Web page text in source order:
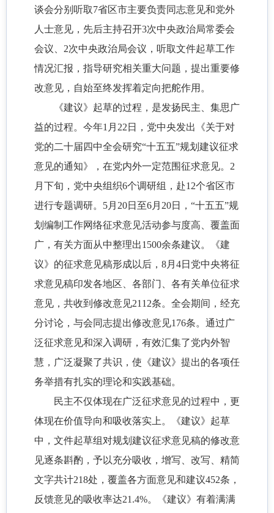
谈会分别听取7省区市主要负责同志意见和党外
人士意见，先后主持召开3次中央政治局常委会
会议、2次中央政治局会议，听取文件起草工作
情况汇报，指导研究相关重大问题，提出重要修
改意见，自始至终发挥着定向把舵作用。
《建议》起草的过程，是发扬民主、集思广
益的过程。今年1月22日，党中央发出《关于对
党的二十届四中全会研究“十五五”规划建议征求
意见的通知》，在党内外一定范围征求意见。2
月下旬，党中央组织6个调研组，赴12个省区市
进行专题调研。5月20日至6月20日，“十五五”规
划编制工作网络征求意见活动参与度高、覆盖面
广，有关方面从中整理出1500余条建议。《建
议》的征求意见稿形成以后，8月4日党中央将征
求意见稿印发各地区、各部门、各有关单位征求
意见，共收到修改意见2112条。全会期间，经充
分讨论，与会同志提出修改意见176条。通过广
泛征求意见和深入调研，有效汇集了党内外智
慧，广泛凝聚了共识，使《建议》提出的各项任
务举措有扎实的理论和实践基础。
民主不仅体现在广泛征求意见的过程中，更
体现在价值导向和吸收落实上。《建议》起草
中，文件起草组对规划建议征求意见稿的修改意
见逐条斟酌，予以充分吸收，增写、改写、精简
文字共计218处，覆盖各方面意见和建议452条，
反馈意见的吸收率达21.4%。《建议》有着满满